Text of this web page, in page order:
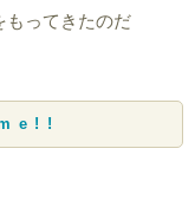
もってきたのだ